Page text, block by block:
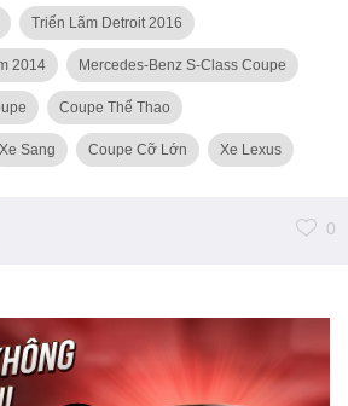
Triển Lãm Detroit 2016
2014 Mercedes-Benz S-Class Coupe
Coupe Thể Thao
Xe Sang Coupe Cỡ Lớn Xe Lexus
0